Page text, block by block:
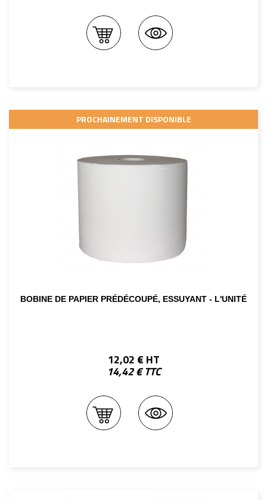
PROCHAINEMENT DISPONIBLE
BOBINE DE PAPIER PRÉDÉCOUPÉ, ESSUYANT - L'UNITÉ
12,02 € HT
14,42 € TTC